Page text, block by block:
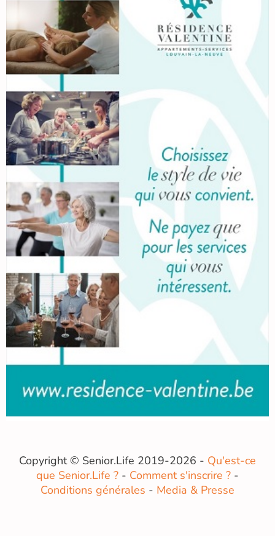
Copyright © Senior.Life 2019-2026 - Qu'est-ce
que Senior.Life ? - Comment s'inscrire ? -
Conditions générales - Media & Presse